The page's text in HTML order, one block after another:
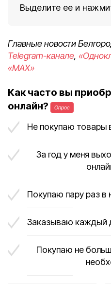
Выделите ее и
Главные новости
Telegram-канале,
«MAX»
Как часто вы
онлайн?
Опрос
Не покупаю товары
За год у меня
Покупаю пару раз в
Заказываю каждый
Покупаю не